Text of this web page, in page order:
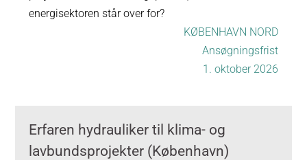
energisektoren står over for?
KØBENHAVN NORD
Ansøgningsfrist
1. oktober 2026
Erfaren hydrauliker til klima- og
lavbundsprojekter (København)